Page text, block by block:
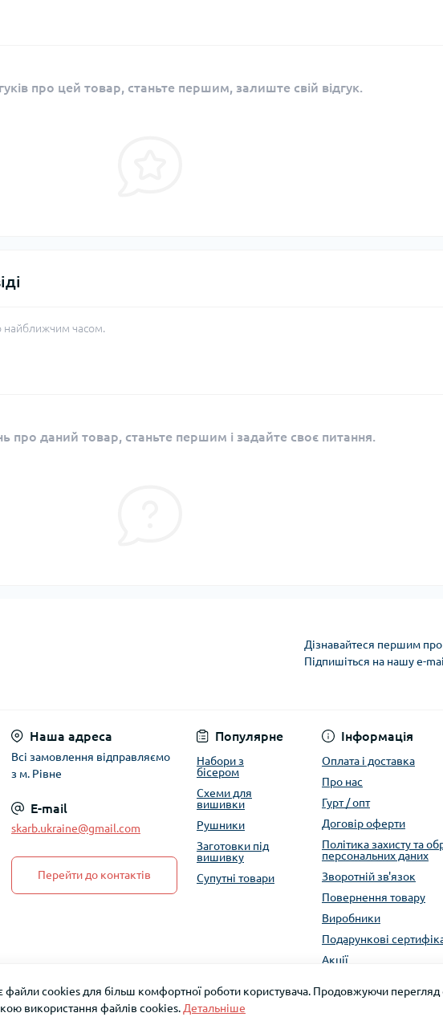
про цей товар, станьте першим, залиште свій відгук.
найближчим часом.
про даний товар, станьте першим і задайте своє питання.
Дізнавайтеся першим про
Підпишіться на нашу e-
Наша адреса
Всі замовлення відправляємо
з м. Рівне
E-mail
skarb.ukraine@gmail.com
Перейти до контактів
Популярне
Набори з
бісером
Схеми для
вишивки
Рушники
Заготовки під
вишивку
Супутні товари
Інформація
Оплата і доставка
Про нас
Гурт / опт
Договір оферти
Політика захисту та
персональних даних
Зворотній зв'язок
Повернення товару
Виробники
Подарункові
Акції
файли cookies для більш комфортної роботи користувача. Продовжуючи перегляд
використання файлів cookies. Детальніше